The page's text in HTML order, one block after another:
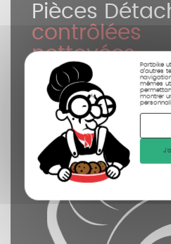
Partbike
d’autres
mêmes
montrer
Pièces
contrôlées
nettoyées